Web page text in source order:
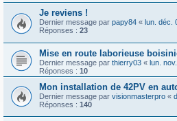
Je reviens !
Dernier message par papy84 « lun. déc.
Réponses : 23
Mise en route laborieuse
Dernier message par thierry03 « lun.
Réponses : 10
Mon installation de 42PV en
Dernier message par visionmasterpro «
Réponses : 140